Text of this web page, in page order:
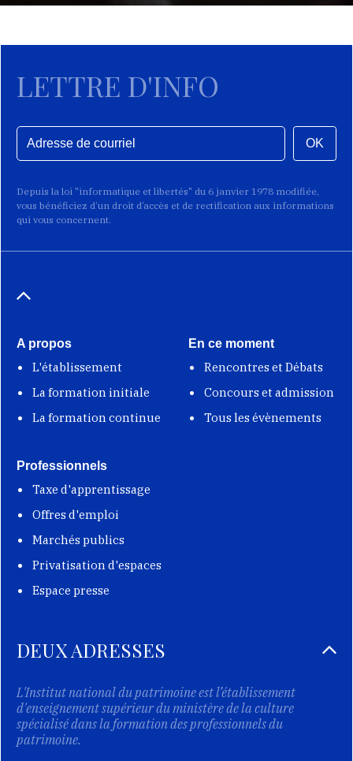
LETTRE D'INFO
OK
Depuis la loi "informatique et libertés" du 6 janvier 1978 modifiée,
vous bénéficiez d’un droit d’accès et de rectification aux informations
qui vous concernent.
A propos
L'établissement
La formation initiale
La formation continue
En ce moment
Rencontres et Débats
Concours et admission
Tous les évènements
Professionnels
Taxe d'apprentissage
Offres d'emploi
Marchés publics
Privatisation d'espaces
Espace presse
DEUX ADRESSES
L'Institut national du patrimoine est l’établissement
d'enseignement supérieur du ministère de la culture
spécialisé dans la formation des professionnels du
patrimoine.